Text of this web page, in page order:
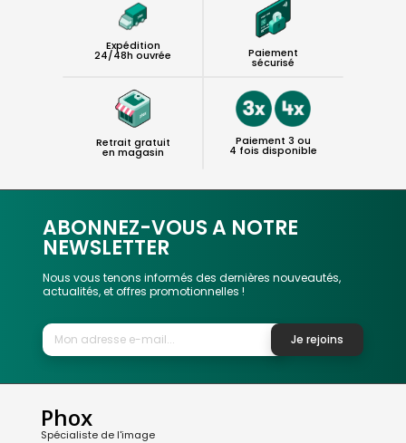
Expédition
24/48h ouvrée Paiement
sécurisé
Retrait gratuit
en magasin
Paiement 3 ou
4 fois disponible
ABONNEZ-VOUS A NOTRE
NEWSLETTER
Nous vous tenons informés des dernières nouveautés,
actualités, et offres promotionnelles !
Je rejoins
Phox
Spécialiste de l'image